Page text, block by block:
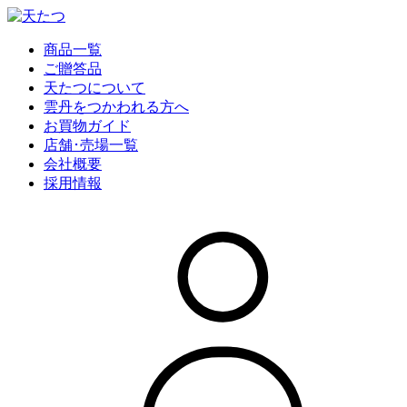
商品一覧
ご贈答品
天たつについて
雲丹をつかわれる方へ
お買物ガイド
店舗･売場一覧
会社概要
採用情報